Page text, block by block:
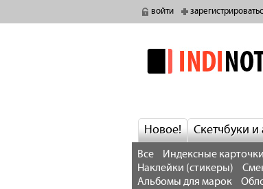
войти
Новое! Скетчбуки
Все Индексные
Наклейки (стикеры)
Альбомы для марок